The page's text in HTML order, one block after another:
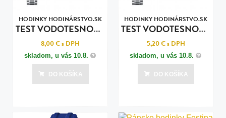
HODINKY HODINÁRSTVO.SK
T
EST VODOTESNOSTI POKROČILY
8,00 €s DPH
skladom, u vás 10.8.
DO KOŠÍKA
HODINKY HODINÁRSTVO.SK
T
EST VODOTESNOSTI ZÁKLADNÝ
5,20 €s DPH
skladom, u vás 10.8.
DO KOŠÍKA